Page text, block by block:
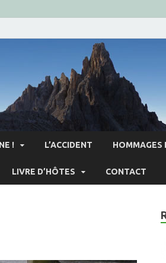
! L’ACCIDENT HOMMAGES
LIVRE D’HÔTES CONTACT